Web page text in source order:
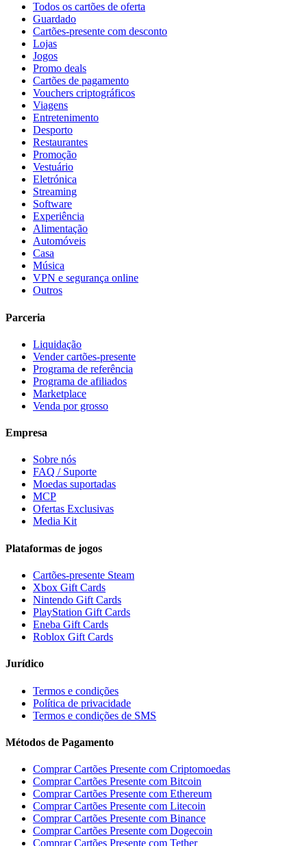
Todos os cartões de oferta
Guardado
Cartões-presente com desconto
Lojas
Jogos
Promo deals
Cartões de pagamento
Vouchers criptográficos
Viagens
Entretenimento
Desporto
Restaurantes
Promoção
Vestuário
Eletrónica
Streaming
Software
Experiência
Alimentação
Automóveis
Casa
Música
VPN e segurança online
Outros
Parceria
Liquidação
Vender cartões-presente
Programa de referência
Programa de afiliados
Marketplace
Venda por grosso
Empresa
Sobre nós
FAQ / Suporte
Moedas suportadas
MCP
Ofertas Exclusivas
Media Kit
Plataformas de jogos
Cartões-presente Steam
Xbox Gift Cards
Nintendo Gift Cards
PlayStation Gift Cards
Eneba Gift Cards
Roblox Gift Cards
Jurídico
Termos e condições
Política de privacidade
Termos e condições de SMS
Métodos de Pagamento
Comprar Cartões Presente com Criptomoedas
Comprar Cartões Presente com Bitcoin
Comprar Cartões Presente com Ethereum
Comprar Cartões Presente com Litecoin
Comprar Cartões Presente com Binance
Comprar Cartões Presente com Dogecoin
Comprar Cartões Presente com Tether